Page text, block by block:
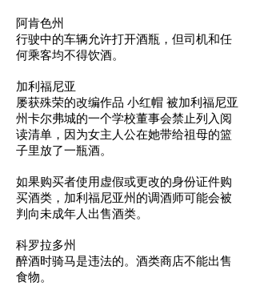
阿肯色州
行驶中的车辆允许打开酒瓶，但司机和任
何乘客均不得饮酒。
加利福尼亚
屡获殊荣的改编作品 小红帽 被加利福尼亚
州卡尔弗城的一个学校董事会禁止列入阅
读清单，因为女主人公在她带给祖母的篮
子里放了一瓶酒。
如果购买者使用虚假或更改的身份证件购
买酒类，加利福尼亚州的调酒师可能会被
判向未成年人出售酒类。
科罗拉多州
醉酒时骑马是违法的。酒类商店不能出售
食物。